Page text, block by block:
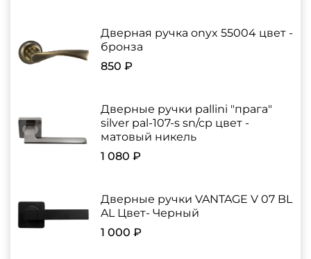
Дверная ручка onyx 55004 цвет -
бронза
850 ₽
Дверные ручки pallini "прага"
silver pal-107-s sn/cp цвет -
матовый никель
1 080 ₽
Дверные ручки VANTAGE V 07 BL
AL Цвет- Черный
1 000 ₽